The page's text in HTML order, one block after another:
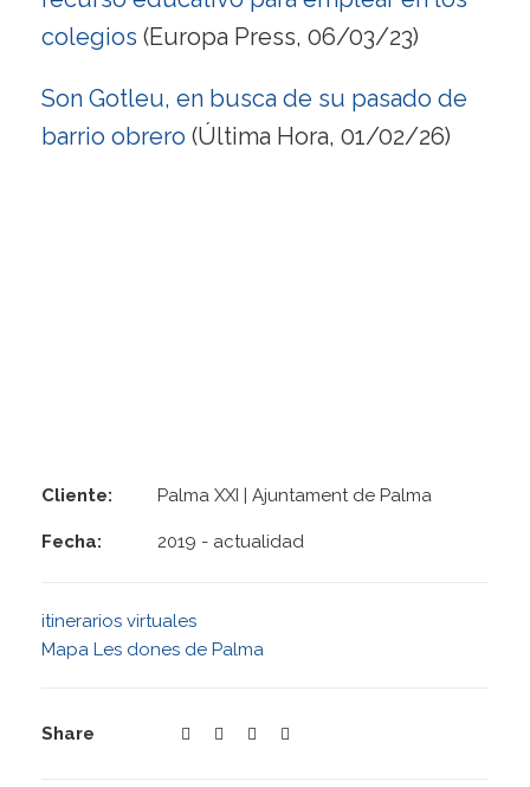
colegios (Europa Press, 06/03/23)
Son Gotleu, en busca de su pasado de
barrio obrero (Última Hora, 01/02/26)
Cliente: Palma XXI | Ajuntament de Palma
Fecha: 2019 - actualidad
itinerarios virtuales
Mapa Les dones de Palma
Share